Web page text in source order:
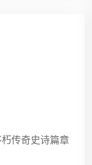
传奇史诗篇章